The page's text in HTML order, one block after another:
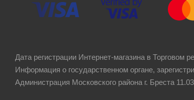
Дата регистрации Интернет-магазина в Торговом
Информация о государственном органе,
Администрация Московского района г. Бреста